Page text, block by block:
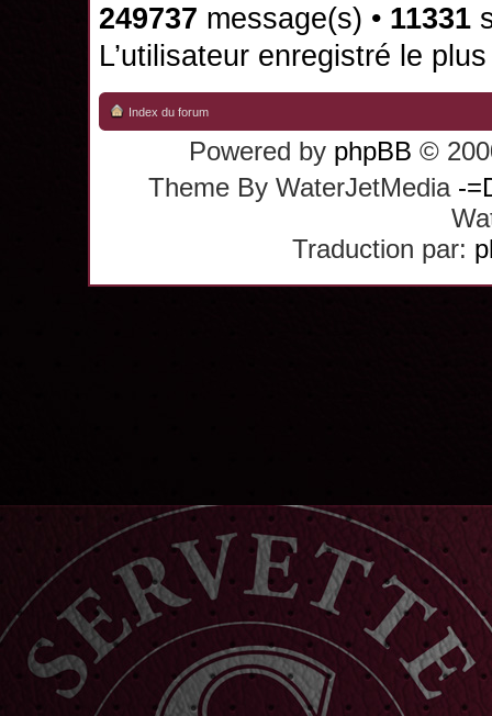
249737 message(s) • 11331
L’utilisateur enregistré le
Index du forum
Powered by phpBB ©
Theme By WaterJetMedia -
Traduction par: